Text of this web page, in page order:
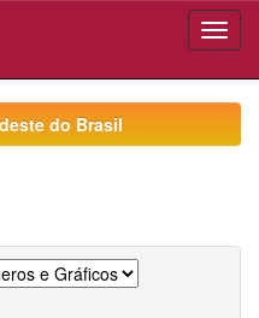
do Brasil